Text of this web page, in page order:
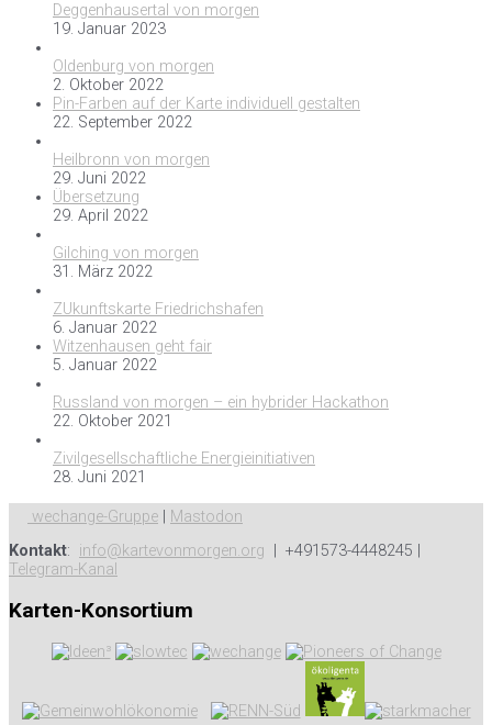
Deggenhausertal von morgen
19. Januar 2023
Oldenburg von morgen
2. Oktober 2022
Pin-Farben auf der Karte individuell gestalten
22. September 2022
Heilbronn von morgen
29. Juni 2022
Übersetzung
29. April 2022
Gilching von morgen
31. März 2022
ZUkunftskarte Friedrichshafen
6. Januar 2022
Witzenhausen geht fair
5. Januar 2022
Russland von morgen – ein hybrider Hackathon
22. Oktober 2021
Zivilgesellschaftliche Energieinitiativen
28. Juni 2021
wechange-Gruppe
Mastodon
Kontakt: info@kartevonmorgen.org | +491573-4448245 |
Telegram-Kanal
Karten-Konsortium